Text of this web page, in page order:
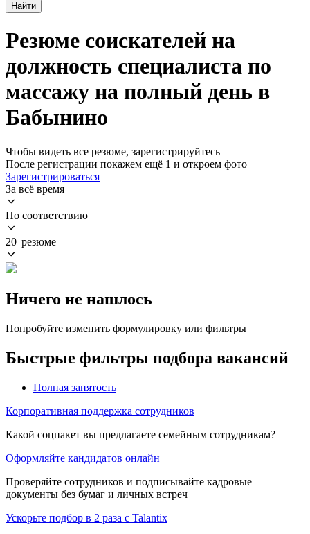
Найти
Резюме соискателей на
должность специалиста по
массажу на полный день в
Бабынино
Чтобы видеть все резюме, зарегистрируйтесь
После регистрации покажем ещё 1 и откроем фото
Зарегистрироваться
За всё время
По соответствию
20 резюме
Ничего не нашлось
Попробуйте изменить формулировку или фильтры
Быстрые фильтры подбора вакансий
Полная занятость
Корпоративная поддержка сотрудников
Какой соцпакет вы предлагаете семейным сотрудникам?
Оформляйте кандидатов онлайн
Проверяйте сотрудников и подписывайте кадровые
документы без бумаг и личных встреч
Ускорьте подбор в 2 раза с Talantix